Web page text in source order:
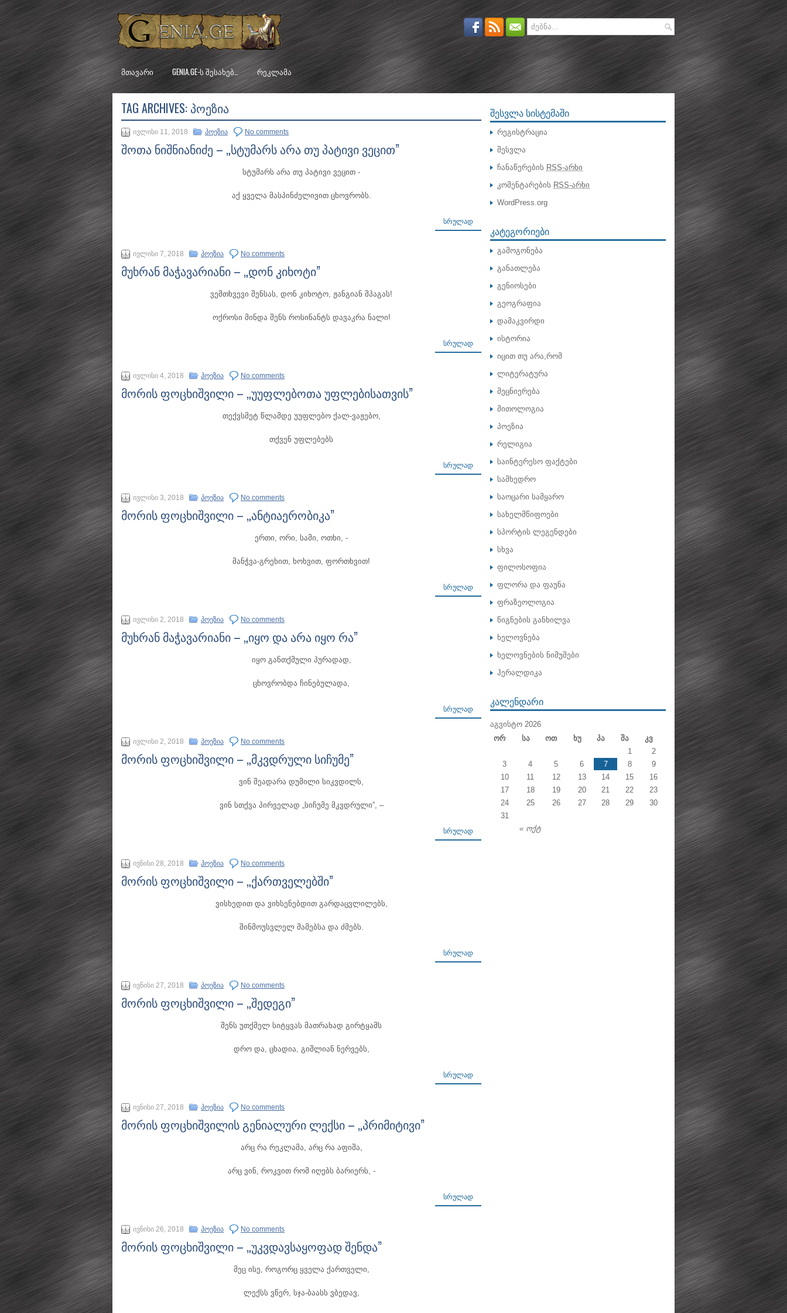
ᲛᲗᲐᲕᲐᲠᲘ GENIA.GE-Ს ᲨᲔᲡᲐᲮᲔᲑ… ᲠᲔᲙᲚᲐᲛᲐ
TAG ARCHIVES: ᲞᲝᲔᲖᲘᲐ
ივლისი 11, 2018 პოეზია No comments
შოთა ნიშნიანიძე – „სტუმარს არა თუ პატივი ვეცით”
სტუმარს არა თუ პატივი ვეცით -
აქ ყველა მასპინძელივით ცხოვრობს.
ᲡᲠᲣᲚᲐᲓ
ივლისი 7, 2018 პოეზია No comments
მუხრან მაჭავარიანი – „დონ კიხოტი”
ვემთხვევი შენსას, დონ კიხოტო, ჟანგიან შპაგას!
ოქროსი მინდა შენს როსინანტს დავაკრა ნალი!
ᲡᲠᲣᲚᲐᲓ
ივლისი 4, 2018 პოეზია No comments
მორის ფოცხიშვილი – „უუფლებოთა უფლებისათვის”
თექვსმეტ წლამდე უუფლებო ქალ-ვაჟებო,
თქვენ უფლებებს
ᲡᲠᲣᲚᲐᲓ
ივლისი 3, 2018 პოეზია No comments
მორის ფოცხიშვილი – „ანტიაერობიკა”
ერთი, ორი, სამი, ოთხი, -
მანჭვა-გრეხით, ხოხვით, ფორთხვით!
ᲡᲠᲣᲚᲐᲓ
ივლისი 2, 2018 პოეზია No comments
მუხრან მაჭავარიანი – „იყო და არა იყო რა”
იყო განთქმული პურადად,
ცხოვრობდა ჩინებულადა,
ᲡᲠᲣᲚᲐᲓ
ივლისი 2, 2018 პოეზია No comments
მორის ფოცხიშვილი – „მკვდრული სიჩუმე”
ვინ შეადარა დუმილი სიკვდილს,
ვინ სთქვა პირველად „სიჩუმე მკვდრული”, –
ᲡᲠᲣᲚᲐᲓ
ივნისი 28, 2018 პოეზია No comments
მორის ფოცხიშვილი – „ქართველებში”
ვისხედით და ვიხსენებდით გარდაცვლილებს,
შინმოუსვლელ მამებსა და ძმებს.
ᲡᲠᲣᲚᲐᲓ
ივნისი 27, 2018 პოეზია No comments
მორის ფოცხიშვილი – „შედეგი”
შენს უთქმელ სიტყვას მათრახად გირტყამს
დრო და, ცხადია, გიშლიან ნერვებს,
ᲡᲠᲣᲚᲐᲓ
ივნისი 27, 2018 პოეზია No comments
მორის ფოცხიშვილის გენიალური ლექსი – „პრიმიტივი”
არც რა რეკლამა, არც რა აფიშა,
არც ვინ, როკვით რომ იღებს ბარიერს, -
ᲡᲠᲣᲚᲐᲓ
ივნისი 26, 2018 პოეზია No comments
მორის ფოცხიშვილი – „უკვდავსაყოფად შენდა”
მეც ისე, როგორც ყველა ქართველი,
ლექსს ვწერ, სჯა-ბაასს ვბედავ,
ᲨᲔᲡᲕᲚᲐ ᲡᲘᲡᲢᲔᲛᲐᲨᲘ
რეგისტრაცია
შესვლა
ჩანაწერების RSS-არხი
კომენტარების RSS-არხი
WordPress.org
ᲙᲐᲢᲔᲒᲝᲠᲘᲔᲑᲘ
გამოგონება
განათლება
გენიოსები
გეოგრაფია
დამაკვირდი
ისტორია
იცით თუ არა,რომ
ლიტერატურა
მეცნიერება
მითოლოგია
პოეზია
რელიგია
საინტერესო ფაქტები
სამხედრო
საოცარი სამყარო
სახელმწიფოები
სპორტის ლეგენდები
სხვა
ფილოსოფია
ფლორა და ფაუნა
ფრაზეოლოგია
წიგნების განხილვა
ხელოვნება
ხელოვნების ნიმუშები
ჰერალდიკა
ᲙᲐᲚᲔᲜᲓᲐᲠᲘ
ᲐᲒᲕᲘᲡᲢᲝ 2026
Ორ
Სა Ოთ Ხუ Პა Შა Კვ
« ოქტ
1
2
3
4 5 6 7 8
9
10
11 12 13 14 15
16
17
18 19 20 21 22
23
24
25 26 27 28 29
30
31